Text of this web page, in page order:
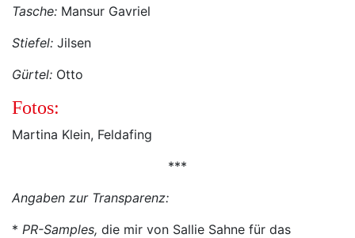
Tasche: Mansur Gavriel
Stiefel: Jilsen
Gürtel: Otto
Fotos:
Martina Klein, Feldafing
***
Angaben zur Transparenz:
​* PR-Samples, die mir von Sallie Sahne für das